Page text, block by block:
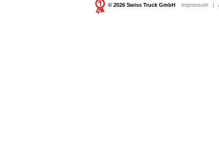
© 2026 Swiss Truck GmbH Impressum |